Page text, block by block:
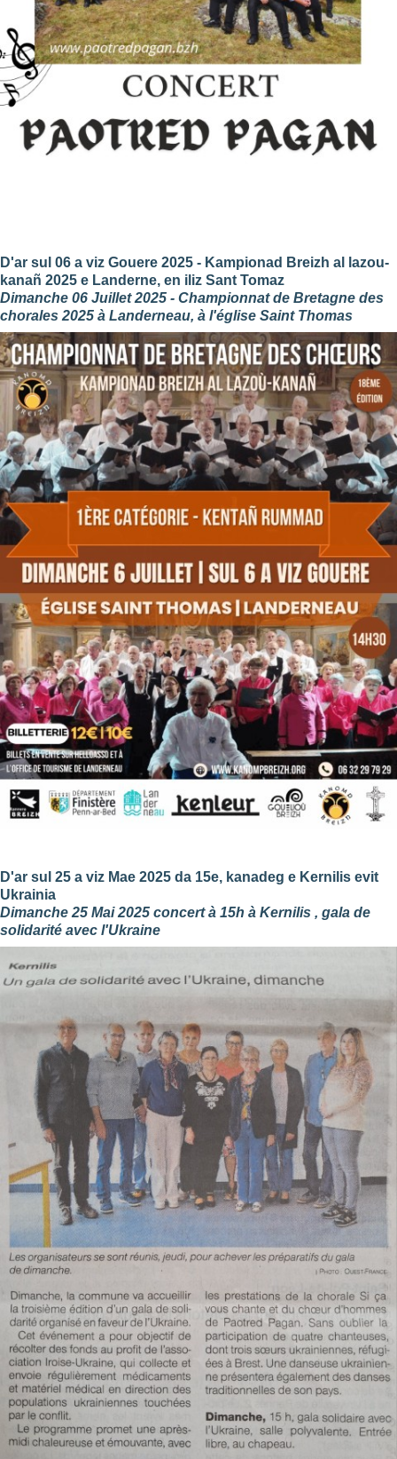
D'ar sul 06 a viz Gouere 2025 - Kampionad Breizh al lazou-
kanañ 2025 e Landerne, en iliz Sant Tomaz
Dimanche 06 Juillet 2025 - Championnat de Bretagne des
chorales 2025 à Landerneau, à l'église Saint Thomas
D'ar sul 25 a viz Mae 2025 da 15e, kanadeg e Kernilis evit
Ukrainia
Dimanche 25 Mai 2025 concert à 15h à Kernilis , gala de
solidarité avec l'Ukraine